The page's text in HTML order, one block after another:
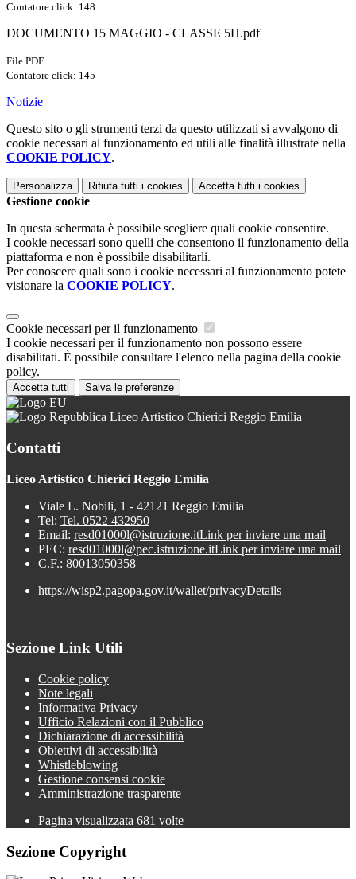
Contatore click: 148
DOCUMENTO 15 MAGGIO - CLASSE 5H.pdf
File PDF
Contatore click: 145
Notizie
Questo sito o gli strumenti terzi da questo utilizzati si avvalgono di
cookie necessari al funzionamento ed utili alle finalità illustrate nella
COOKIE POLICY.
Personalizza Rifiuta tutti i cookies Accetta tutti i cookies
Gestione cookie
In questa schermata è possibile scegliere quali cookie consentire.
I cookie necessari sono quelli che consentono il funzionamento della
piattaforma e non è possibile disabilitarli.
Per conoscere quali sono i cookie necessari al funzionamento potete
visionare la COOKIE POLICY.
Cookie necessari per il funzionamento
I cookie necessari per il funzionamento non possono essere
disabilitati. È possibile consultare l'elenco nella pagina della cookie
policy.
Accetta tutti Salva le preferenze
Liceo Artistico Chierici Reggio Emilia
Contatti
Liceo Artistico Chierici Reggio Emilia
Viale L. Nobili, 1 - 42121 Reggio Emilia
Tel: Tel. 0522 432950
Email: resd01000l@istruzione.itLink per inviare una mail
PEC: resd01000l@pec.istruzione.itLink per inviare una mail
C.F.: 80013050358
https://wisp2.pagopa.gov.it/wallet/privacyDetails
Sezione Link Utili
Cookie policy
Note legali
Informativa Privacy
Ufficio Relazioni con il Pubblico
Dichiarazione di accessibilità
Obiettivi di accessibilità
Whistleblowing
Gestione consensi cookie
Amministrazione trasparente
Pagina visualizzata 681 volte
Sezione Copyright